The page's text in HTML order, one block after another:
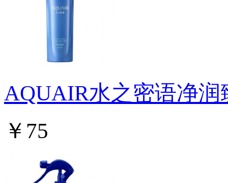
AQUAIR水之密语净润
￥75